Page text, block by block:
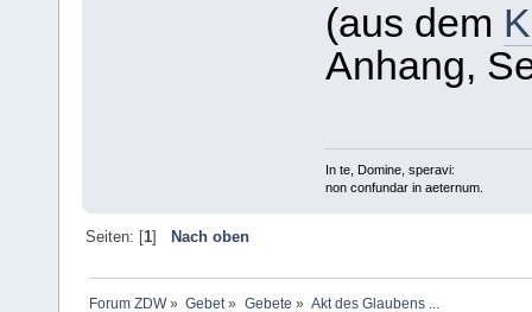
(aus dem
Anhang,
In te, Domine, speravi:
non confundar in aeternum.
Seiten: [1] Nach oben
Forum ZDW» Gebet » Gebete » Akt des Glaubens ...